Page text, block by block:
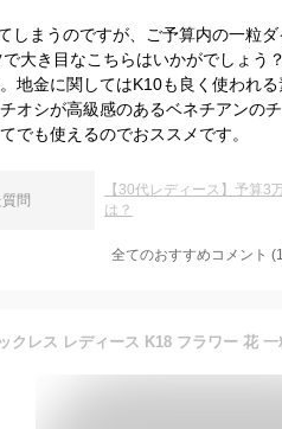
しまうのですが、ご予算内の一粒
で大き目なこちらはいかがでしょう
地金に関してはK10も良く使われ
オシが高級感のあるベネチアンの
でも使えるのでおススメです。
問
【30代レディース】予算3
は？
全てのおすすめコメント (1